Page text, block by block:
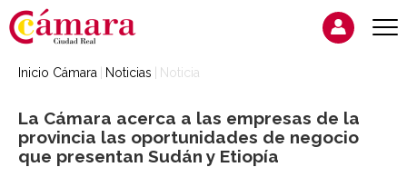
Inicio Cámara Noticias Noticia
La Cámara acerca a las empresas de la
provincia las oportunidades de negocio
que presentan Sudán y Etiopía